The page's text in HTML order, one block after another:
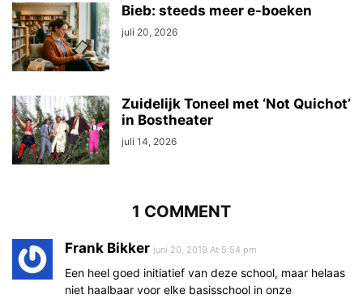
Bieb: steeds meer e-boeken
juli 20, 2026
Zuidelijk Toneel met ‘Not Quichot’
in Bostheater
juli 14, 2026
1 COMMENT
Frank Bikker juni 20, 2019 At 5:54 pm
Een heel goed initiatief van deze school, maar helaas
niet haalbaar voor elke basisschool in onze